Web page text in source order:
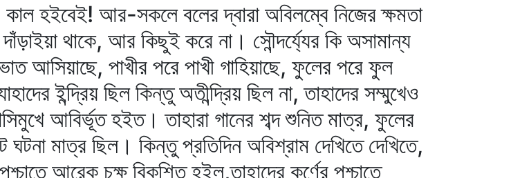
হইবেই! আর-সকলে বলের দ্বারা অবিলম্বে নিজের ক্ষমতা
থাকে, আর কিছুই করে না। সৌন্দর্য্যের কি অসামান্য
আসিয়াছে, পাখীর পরে পাখী গাহিয়াছে, ফুলের পরে ফুল
ইন্দ্রিয় ছিল কিন্তু অতীন্দ্রিয় ছিল না, তাহাদের সম্মুখেও
আবির্ভূত হইত। তাহারা গানের শব্দ শুনিত মাত্র, ফুলের
মাত্র ছিল। কিন্তু প্রতিদিন অবিশ্রাম দেখিতে দেখিতে,
আরেক চক্ষু বিকশিত হইল,তাহাদের কর্ণের পশ্চাতে